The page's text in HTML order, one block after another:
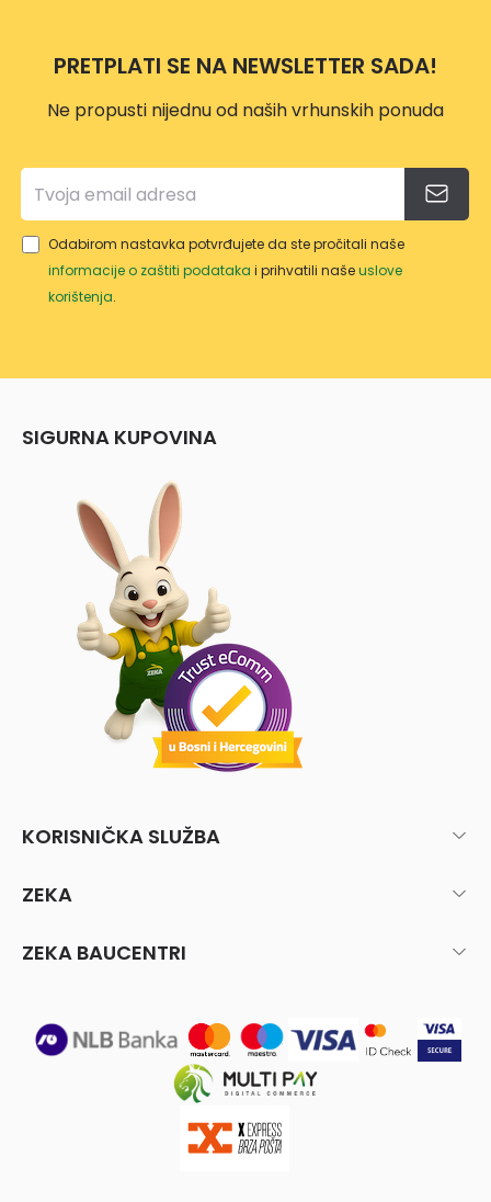
PRETPLATI SE NA NEWSLETTER SADA!
Ne propusti nijednu od naših vrhunskih ponuda
Odabirom nastavka potvrđujete da ste pročitali naše
informacije o zaštiti podataka i prihvatili našeuslove
korištenja.
SIGURNA KUPOVINA
KORISNIČKA SLUŽBA
ZEKA
ZEKA BAUCENTRI